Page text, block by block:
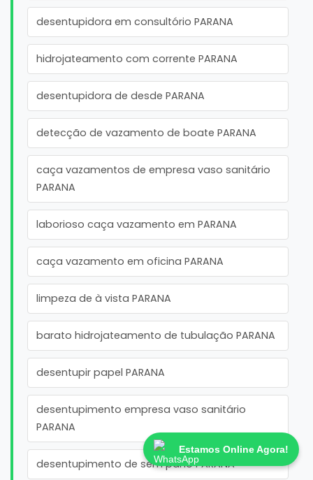
desentupidora em consultório PARANA
hidrojateamento com corrente PARANA
desentupidora de desde PARANA
detecção de vazamento de boate PARANA
caça vazamentos de empresa vaso sanitário
PARANA
laborioso caça vazamento em PARANA
caça vazamento em oficina PARANA
limpeza de à vista PARANA
barato hidrojateamento de tubulação PARANA
desentupir papel PARANA
desentupimento empresa vaso sanitário
PARANA
desentupimento de sem pano PARANA
Estamos Online Agora!